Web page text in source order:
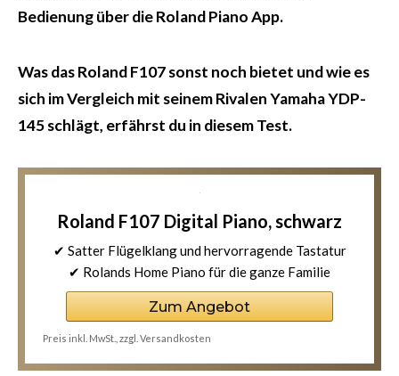
Bedienung über die Roland Piano App.
Was das Roland F107 sonst noch bietet und wie es
sich im Vergleich mit seinem Rivalen Yamaha YDP-
145 schlägt, erfährst du in diesem Test.
Roland F107 Digital Piano, schwarz
✔ Satter Flügelklang und hervorragende Tastatur
✔ Rolands Home Piano für die ganze Familie
Zum Angebot
Preis inkl. MwSt., zzgl. Versandkosten